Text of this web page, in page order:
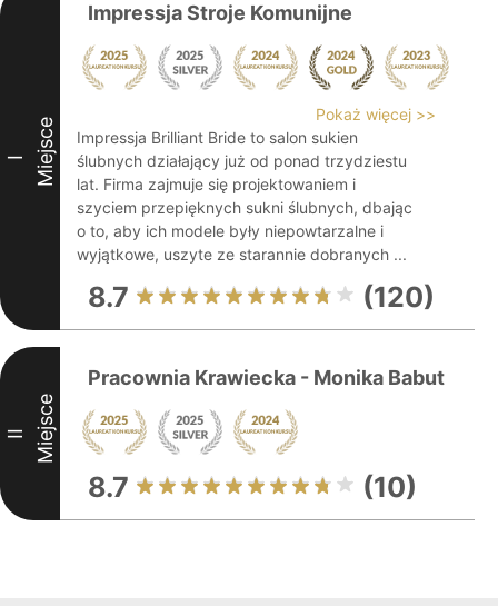
I Miejsce
Impressja Stroje Komunijne
Pokaż więcej >>
Impressja Brilliant Bride to salon sukien
ślubnych działający już od ponad trzydziestu
lat. Firma zajmuje się projektowaniem i
szyciem przepięknych sukni ślubnych, dbając
o to, aby ich modele były niepowtarzalne i
wyjątkowe, uszyte ze starannie dobranych ...
8.7 (120)
II Miejsce
Pracownia Krawiecka - Monika Babut
8.7 (10)